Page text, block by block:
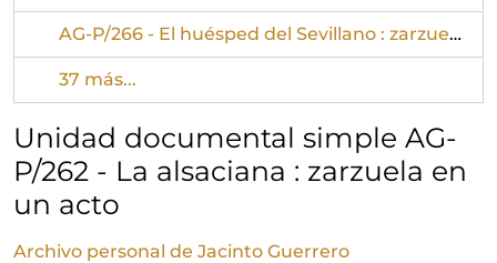
AG-P/266 - El huésped del Sevillano : zarzuela en dos actos : en el centenario del nacimiento de Jacinto Guerrero
37 más...
Unidad documental simple AG-
P/262 - La alsaciana : zarzuela en
un acto
Archivo personal de Jacinto Guerrero